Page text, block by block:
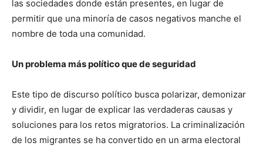
las sociedades donde están presentes, en lugar de
permitir que una minoría de casos negativos manche el
nombre de toda una comunidad.
Un problema más político que de seguridad
Este tipo de discurso político busca polarizar, demonizar
y dividir, en lugar de explicar las verdaderas causas y
soluciones para los retos migratorios. La criminalización
de los migrantes se ha convertido en un arma electoral